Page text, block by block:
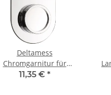
Deltamess
Chromgarnitur für
Miniblock-Duo Koax 2"
11,35 € *